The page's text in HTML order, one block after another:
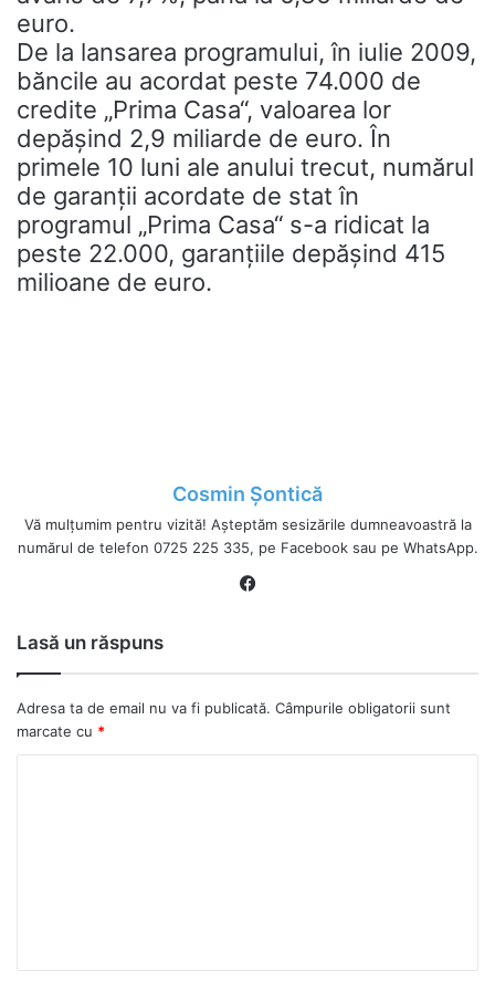
euro.
De la lansarea programului, în iulie 2009,
băncile au acordat peste 74.000 de
credite „Prima Casa“, valoarea lor
depăşind 2,9 miliarde de euro. În
primele 10 luni ale anului trecut, numărul
de garanţii acordate de stat în
programul „Prima Casa“ s-a ridicat la
peste 22.000, garanţiile de­păşind 415
milioane de euro.
Cosmin Șontică
Vă mulțumim pentru vizită! Așteptăm sesizările dumneavoastră la
numărul de telefon 0725 225 335, pe Facebook sau pe WhatsApp.
Lasă un răspuns
Adresa ta de email nu va fi publicată. Câmpurile obligatorii sunt
marcate cu *
a